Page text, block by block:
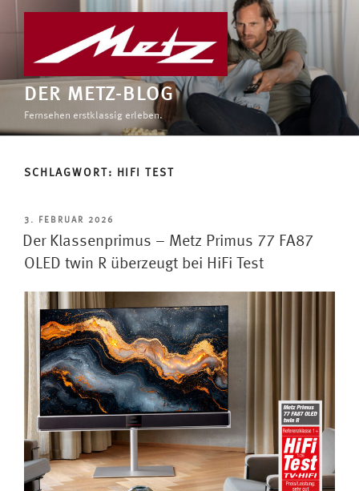
DER METZ-BLOG
Fernsehen erstklassig erleben.
SCHLAGWORT: HIFI TEST
VERÖFFENTLICHT
AM
3. FEBRUAR 2026
Der Klassenprimus – Metz Primus 77 FA87
OLED twin R überzeugt bei HiFi Test